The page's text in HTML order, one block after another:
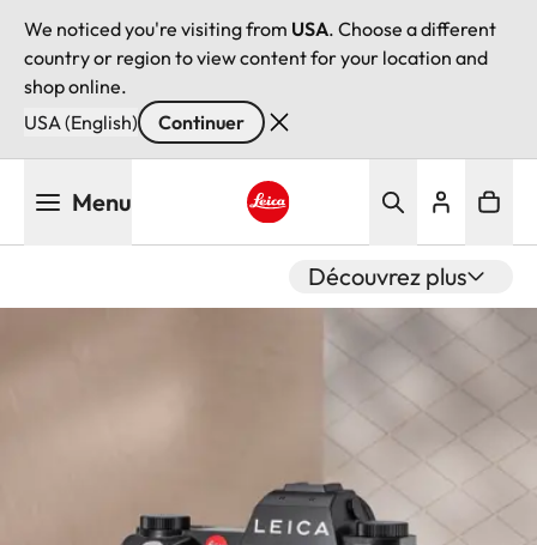
We noticed you're visiting from USA. Choose a different
country or region to view content for your location and
shop online.
USA (English)
Continuer
Menu
Découvrez plus